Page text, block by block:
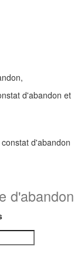
d'abandon et
d'abandon
d'abandon